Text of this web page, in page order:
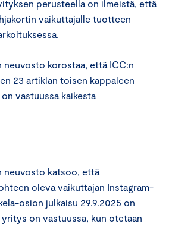
perusteella on ilmeistä, että
vaikuttajalle tuotteen
neuvosto korostaa, että ICC:n
23 artiklan toisen kappaleen
vastuussa kaikesta
neuvosto katsoo, että
oleva vaikuttajan Instagram-
osion julkaisu 29.9.2025 on
on vastuussa, kun otetaan